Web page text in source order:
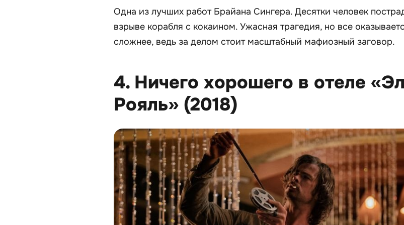
Одна из лучших работ Брайана Сингера. Десятки человек
взрыве корабля с кокаином. Ужасная трагедия, но все
сложнее, ведь за делом стоит масштабный мафиозный заговор.
4. Ничего хорошего в отеле
Рояль» (2018)